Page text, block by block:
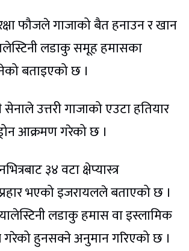
फौजले गाजाको बैत हनाउन र खान
लडाकु समूह हमासका
बताइएको छ ।
उत्तरी गाजाको एउटा हतियार
आक्रमण गरेको छ ।
३४ वटा क्षेप्यास्त्र
भएको इजरायलले बताएको छ ।
लडाकु हमास वा इस्लामिक
हुनसक्ने अनुमान गरिएको छ ।